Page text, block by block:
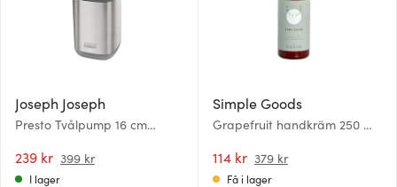
Joseph Joseph
Presto Tvålpump 16 cm
239 kr 399 kr
I lager
Simple Goods
Grapefruit handkräm 250 ml
114 kr 379 kr
Få i lager